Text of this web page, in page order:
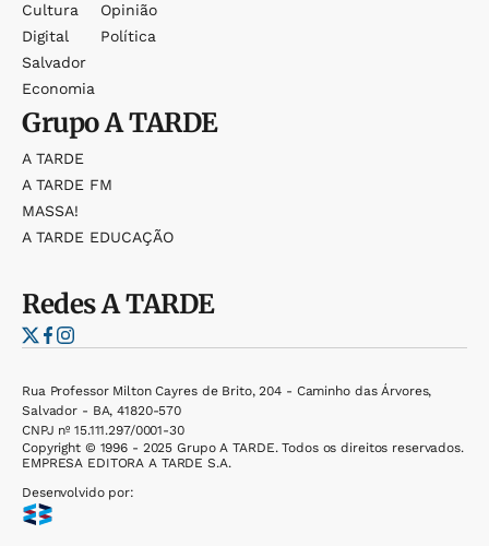
Cultura
Digital
Salvador
Economia
Opinião
Política
GrupoA TARDE
A TARDE
A TARDE FM
MASSA!
A TARDE EDUCAÇÃO
RedesA TARDE
Rua Professor Milton Cayres de Brito, 204 - Caminho das Árvores,
Salvador - BA, 41820-570
CNPJ nº 15.111.297/0001-30
Copyright © 1996 - 2025 Grupo A TARDE. Todos os direitos reservados.
EMPRESA EDITORA A TARDE S.A.
Desenvolvido por: